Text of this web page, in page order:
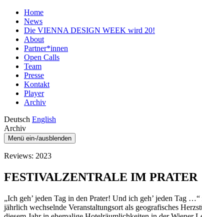
Home
News
Die VIENNA DESIGN WEEK wird 20!
About
Partner*innen
Open Calls
Team
Presse
Kontakt
Player
Archiv
Deutsch English
Archiv
Menü ein-/ausblenden
Reviews: 2023
FESTIVALZENTRALE IM PRATER
„Ich geh’ jeden Tag in den Prater! Und ich geh’ jeden Tag
jährlich wechselnde Veranstaltungsort als geografisches